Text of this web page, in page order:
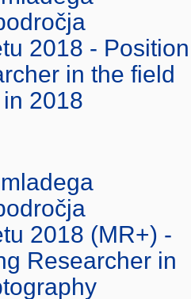
2018 - Position
in the field
2018
2018 (MR+) -
Researcher in